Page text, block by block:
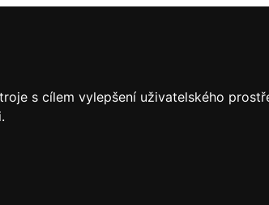
s cílem vylepšení uživatelského